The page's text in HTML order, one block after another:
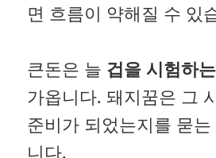
면 흐름이 약해질 수 있
큰돈은 늘 겁을 시험하
가옵니다. 돼지꿈은 그
준비가 되었는지를 묻
니다.